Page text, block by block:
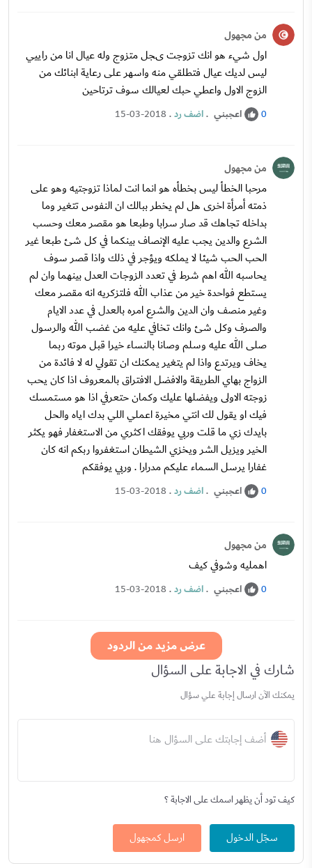
من مجهول
اول شيء هو انك تزوجت ىجل متزوج وله عيال انا من راييي
ليس لديك عيال فتطلقي منه واسهر على رعاية ابنائك من
الزوج الاول واعطي حبك لعيالك سوف ترتاحين
0 اعجبني .اضف رد.
15-03-2018
من مجهول
مرحبا الخطأ ليس بخطأه هو انما انت لماذا تزوجتيه وهو على
ذمته أمرأة اخرى هل لم يخطر ببالك ان النفوس تتغير وما
بداخله تجاهك قد صار سرابا وطبعا هو مقصر معك وحسب
الشرع والدين يجب عليه الإنصاف بينكما في كل شئ طبعا غير
الحب الحب شيئا لا يملكه ويؤجر في ذلك واذا قصر سوف
يحاسبه الله اهم شرط في تعدد الزوجات العدل بينهما وان لم
يستطع فواحدة خير من عذاب الله فلتزكريه انه مقصر معك
وغير منصف وان الدين والشرع امره بالعدل في عدد الايام
والصرف وكل شئ وانك تخافي عليه من غضب الله والرسول
صلى الله عليه وسلم وصانا بالنساء خيرا قبل موته ربما
يخاف ويرتدع واذا لم يتغير يمكنك ان تقولي له لا فائدة من
الزواج بهاي الطريقة والافضل الافتراق بالمعروف اذا كان يحب
زوجته الاولى ويفضلها عليك وكمان حتعرفي اذا هو مستمسك
فيك او يقول لك انتي مخيرة اعملي اللي بدك اياه والحل
بايدك زي ما قلت وربي يوفقك اكثري من الاستغفار فهو يكثر
الخير ويزيل الشر ويخزي الشيطان استغفروا ربكم انه كان
غفارا يرسل السماء عليكم مدرارا . وربي يوفقكم
0 اعجبني .اضف رد.
15-03-2018
من مجهول
اهمليه وشوفي كيف
0 اعجبني .اضف رد.
15-03-2018
عرض مزيد من الردود
شارك في الاجابة على السؤال
يمكنك الآن ارسال إجابة علي سؤال
أضف إجابتك على السؤال هنا
كيف تود أن يظهر اسمك على الاجابة ؟
سجّل الدخول ارسل كمجهول